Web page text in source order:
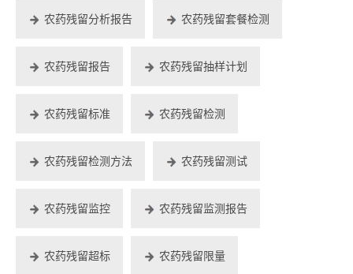
农药残留分析报告 农药残留套餐检测
农药残留报告 农药残留抽样计划
农药残留标准 农药残留检测
农药残留检测方法 农药残留测试
农药残留监控 农药残留监测报告
农药残留超标 农药残留限量